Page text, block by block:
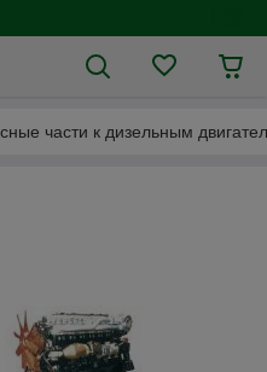
части к дизельным